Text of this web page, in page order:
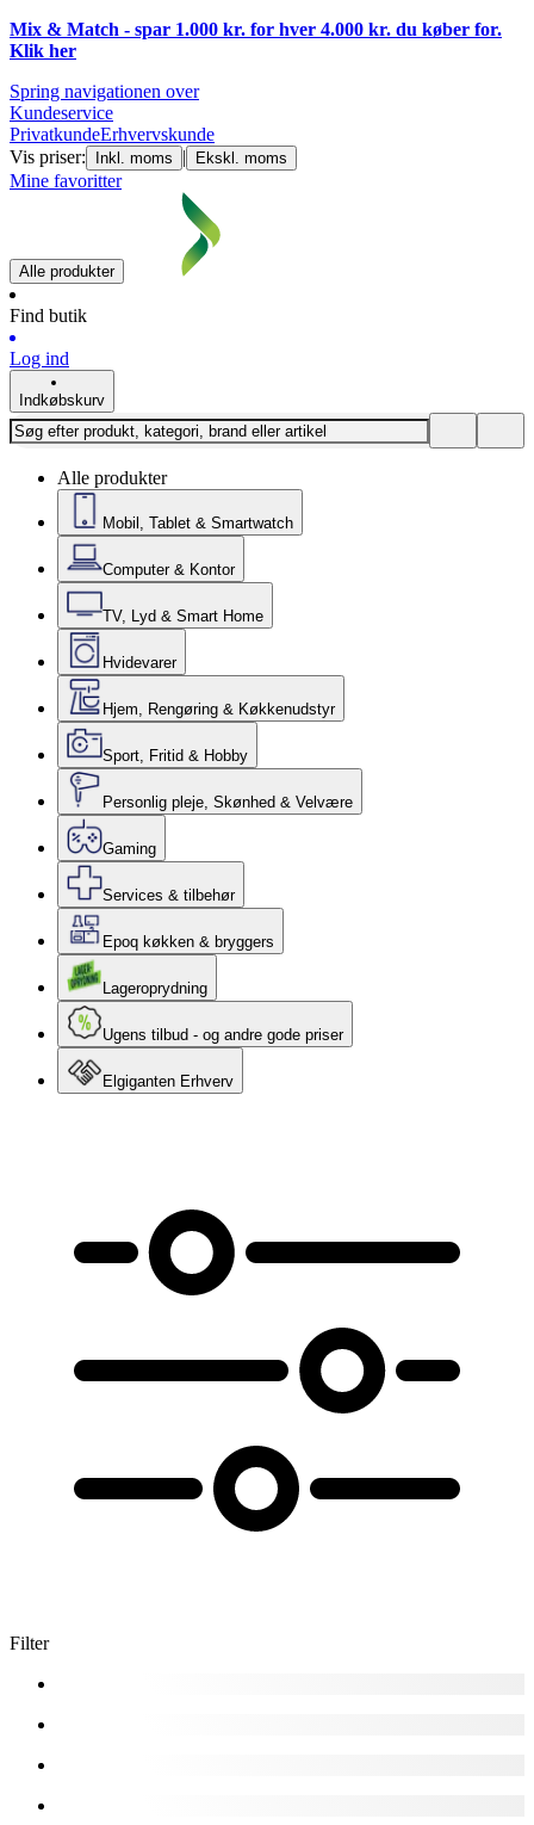
Mix & Match - spar 1.000 kr. for hver 4.000 kr. du køber for.
Klik her
Spring navigationen over
Kundeservice
PrivatkundeErhvervskunde
Vis priser:
Inkl. moms | Ekskl. moms
Mine favoritter
Alle produkter
Find butik
Log ind
Indkøbskurv
Alle produkter
Mobil, Tablet & Smartwatch
Computer & Kontor
TV, Lyd & Smart Home
Hvidevarer
Hjem, Rengøring & Køkkenudstyr
Sport, Fritid & Hobby
Personlig pleje, Skønhed & Velvære
Gaming
Services & tilbehør
Epoq køkken & bryggers
Lageroprydning
Ugens tilbud - og andre gode priser
Elgiganten Erhverv
Filter